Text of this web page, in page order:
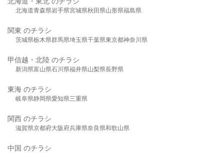
北海道青森県岩手県宮城県秋田県山形県福島県
関東 のチラシ
茨城県栃木県群馬県埼玉県千葉県東京都神奈川県
甲信越・北陸 のチラシ
新潟県富山県石川県福井県山梨県長野県
東海 のチラシ
岐阜県静岡県愛知県三重県
関西 のチラシ
滋賀県京都府大阪府兵庫県奈良県和歌山県
中国 のチラシ